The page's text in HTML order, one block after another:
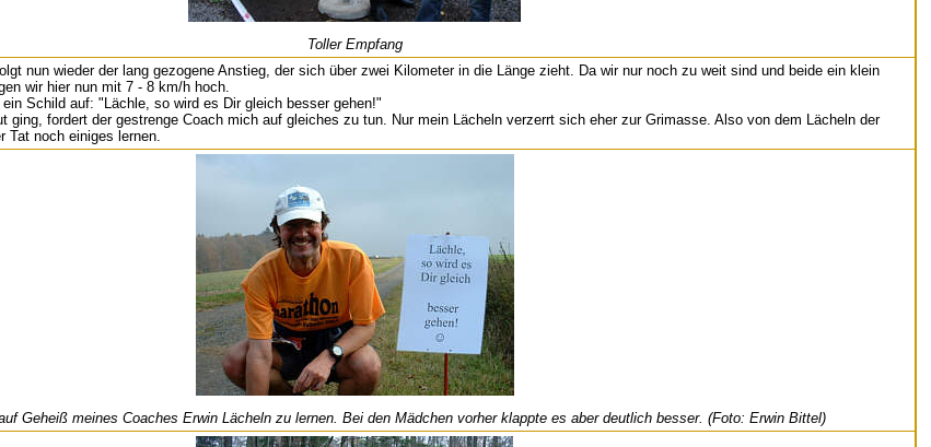
Toller Empfang
nun wieder der lang gezogene Anstieg, der sich über zwei Kilometer in die Länge zieht. Da wir nur noch zu weit sind und beide ein klein
wir hier nun mit 7 - 8 km/h hoch.
Schild auf: "Lächle, so wird es Dir gleich besser gehen!"
ging, fordert der gestrenge Coach mich auf gleiches zu tun. Nur mein Lächeln verzerrt sich eher zur Grimasse. Also von dem Lächeln der
Tat noch einiges lernen.
Geheiß meines Coaches Erwin Lächeln zu lernen. Bei den Mädchen vorher klappte es aber deutlich besser. (Foto: Erwin Bittel)